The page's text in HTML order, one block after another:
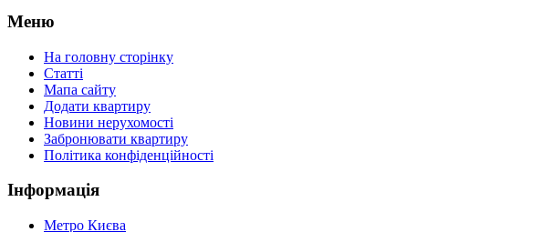
Меню
На головну сторінку
Статті
Мапа сайту
Додати квартиру
Новини нерухомості
Забронювати квартиру
Політика конфіденційності
Інформація
Метро Києва